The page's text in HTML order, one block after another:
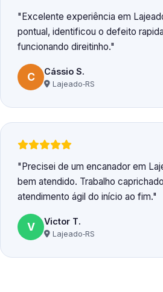
Excelente experiência em
pontual, identificou o defeito
funcionando direitinho.
C Cássio S.
Lajeado‑RS
Precisei de um encanador em
bem atendido. Trabalho
atendimento ágil do início ao fim.
V Victor T.
Lajeado‑RS